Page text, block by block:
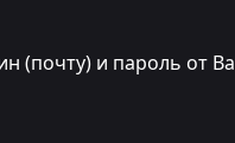
и пароль от